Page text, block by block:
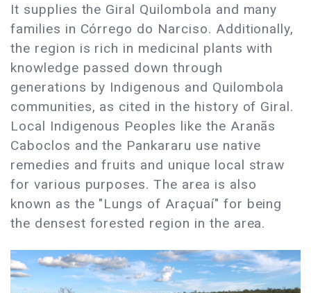
It supplies the Giral Quilombola and many
families in Córrego do Narciso. Additionally,
the region is rich in medicinal plants with
knowledge passed down through
generations by Indigenous and Quilombola
communities, as cited in the history of Giral.
Local Indigenous Peoples like the Aranãs
Caboclos and the Pankararu use native
remedies and fruits and unique local straw
for various purposes. The area is also
known as the "Lungs of Araçuaí" for being
the densest forested region in the area.